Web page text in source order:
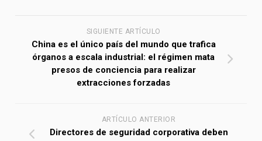
SIGUIENTE ARTÍCULO
China es el único país del mundo que trafica
órganos a escala industrial: el régimen mata
presos de conciencia para realizar
extracciones forzadas
ARTÍCULO ANTERIOR
Directores de seguridad corporativa deben